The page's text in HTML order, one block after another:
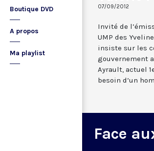
Boutique DVD
A propos
Ma playlist
07/09/2012
Invité de
UMP des
insiste sur les
gouvernement
Ayrault, actuel
besoin d’un
Face